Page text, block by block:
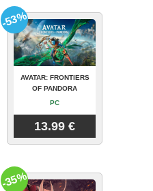
AVATAR: FRONTIERS
OF PANDORA
PC
13.99 €
-53%
-35%